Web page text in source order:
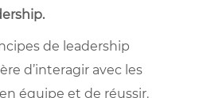
.
de leadership
d’interagir avec les
équipe et de réussir.